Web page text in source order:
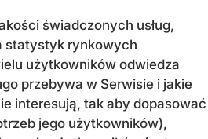
świadczonych usług,
statystyk rynkowych
użytkowników odwiedza
przebywa w Serwisie i jakie
interesują, tak aby dopasować
jego użytkowników),